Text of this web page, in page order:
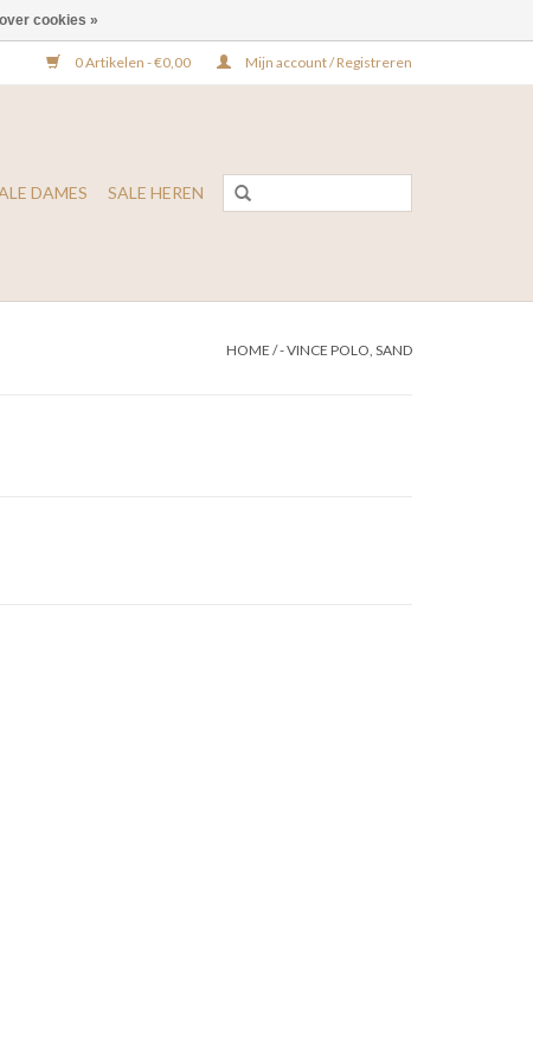
0 Artikelen - €0,00 Mijn account / Registreren
DAMES SALE HEREN
HOME /- VINCE POLO, SAND
cookies »